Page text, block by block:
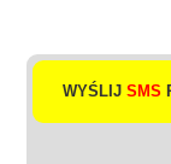
WYŚLIJ SMS